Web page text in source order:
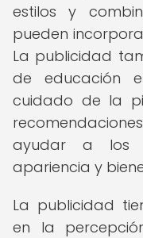
estilos y
pueden
La publicidad
de educación
cuidado de la
ayudar a los
apariencia y
La publicidad
en la